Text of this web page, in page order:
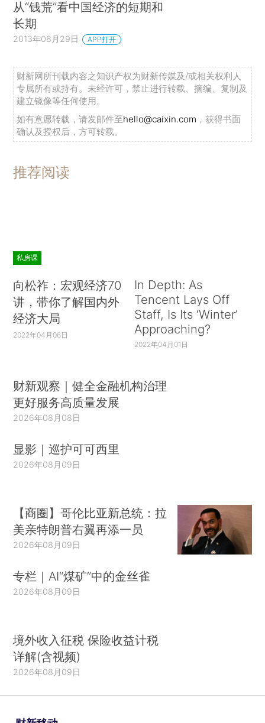
从“钱荒”看中国经济的短期和
长期
2013年08月29日 APP打开
财新网所刊载内容之知识产权为财新传媒及/或相关权利人
专属所有或持有。未经许可，禁止进行转载、摘编、复制及
建立镜像等任何使用。
如有意愿转载，请发邮件至hello@caixin.com ，获得书面
确认及授权后，方可转载。
推荐阅读
私房课
向松祚：宏观经济70
讲，带你了解国内外
经济大局
2022年04月06日
In Depth: As
Tencent Lays Off
Staff, Is Its ‘Winter’
Approaching?
2022年04月01日
财新观察｜健全金融机构治理
更好服务高质量发展
2026年08月08日
显影｜巡护可可西里
2026年08月09日
【商圈】哥伦比亚新总统：拉
美亲特朗普右翼再添一员
2026年08月09日
专栏｜AI“煤矿”中的金丝雀
2026年08月09日
境外收入征税 保险收益计税
详解(含视频)
2026年08月09日